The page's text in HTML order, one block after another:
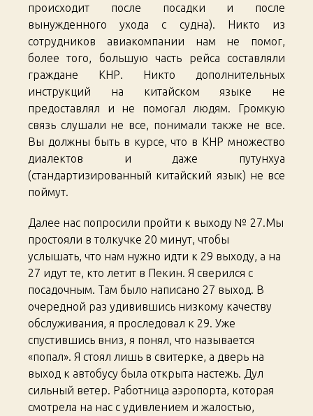
происходит после посадки и после
вынужденного ухода с судна). Никто из
сотрудников авиакомпании нам не помог,
более того, большую часть рейса составляли
граждане КНР. Никто дополнительных
инструкций на китайском языке не
предоставлял и не помогал людям. Громкую
связь слушали не все, понимали также не все.
Вы должны быть в курсе, что в КНР множество
диалектов и даже путунхуа
(стандартизированный китайский язык) не все
поймут.
Далее нас попросили пройти к выходу № 27.Мы
простояли в толкучке 20 минут, чтобы
услышать, что нам нужно идти к 29 выходу, а на
27 идут те, кто летит в Пекин. Я сверился с
посадочным. Там было написано 27 выход. В
очередной раз удивившись низкому качеству
обслуживания, я проследовал к 29. Уже
спустившись вниз, я понял, что называется
«попал». Я стоял лишь в свитерке, а дверь на
выход к автобусу была открыта настежь. Дул
сильный ветер. Работница аэропорта, которая
смотрела на нас с удивлением и жалостью,